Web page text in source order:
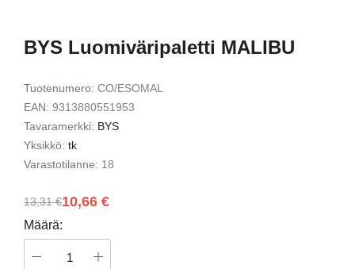
BYS Luomiväripaletti MALIBU
Tuotenumero: CO/ESOMAL
EAN: 9313880551953
Tavaramerkki: BYS
Yksikkö: tk
Varastotilanne: 18
10,66 €
13,31 €
Määrä: